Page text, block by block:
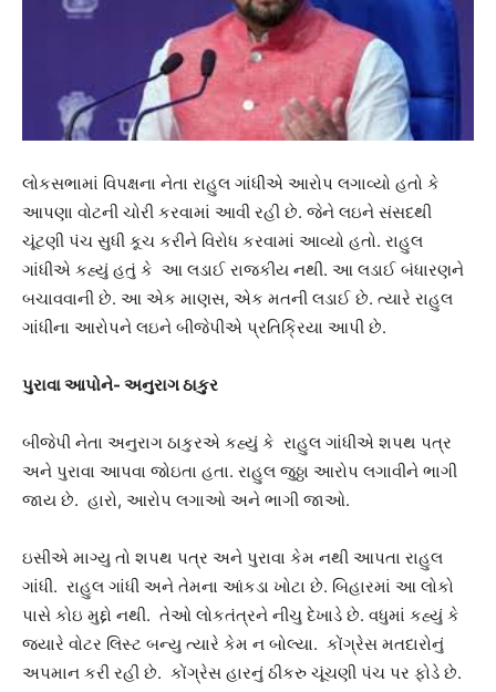
લોકસભામાં વિપક્ષના નેતા રાહુલ ગાંધીએ આરોપ લગાવ્યો હતો કે
આપણા વોટની ચોરી કરવામાં આવી રહી છે. જેને લઇને સંસદથી
ચૂંટણી પંચ સુધી કૂચ કરીને વિરોધ કરવામાં આવ્યો હતો. રાહુલ
ગાંધીએ કહ્યું હતું કે આ લડાઈ રાજકીય નથી. આ લડાઈ બંધારણને
બચાવવાની છે. આ એક માણસ, એક મતની લડાઈ છે. ત્યારે રાહુલ
ગાંધીના આરોપને લઇને બીજેપીએ પ્રતિક્રિયા આપી છે.
પુરાવા આપોને- અનુરાગ ઠાકુર
બીજેપી નેતા અનુરાગ ઠાકુરએ કહ્યું કે રાહુલ ગાંધીએ શપથ પત્ર
અને પુરાવા આપવા જોઇતા હતા. રાહુલ જુઠ્ઠા આરોપ લગાવીને ભાગી
જાય છે. હારો, આરોપ લગાઓ અને ભાગી જાઓ.
ઇસીએ માગ્યુ તો શપથ પત્ર અને પુરાવા કેમ નથી આપતા રાહુલ
ગાંધી. રાહુલ ગાંધી અને તેમના આંકડા ખોટા છે. બિહારમાં આ લોકો
પાસે કોઇ મુદ્દો નથી. તેઓ લોકતંત્રને નીચુ દેખાડે છે. વધુમાં કહ્યું કે
જ્યારે વોટર લિસ્ટ બન્યુ ત્યારે કેમ ન બોલ્યા. કોંગ્રેસ મતદારોનું
અપમાન કરી રહી છે. કોંગ્રેસ હારનું ઠીકરુ ચૂંચણી પંચ પર ફોડે છે.